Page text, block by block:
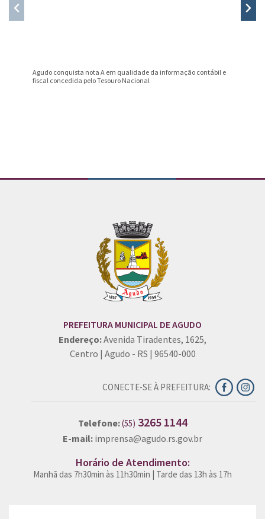
Agudo conquista nota A em qualidade da informação contábil e
fiscal concedida pelo Tesouro Nacional
PREFEITURA MUNICIPAL DE AGUDO
Endereço:Avenida Tiradentes, 1625,
Centro | Agudo - RS | 96540-000
CONECTE-SE À PREFEITURA:
Telefone:(55) 3265 1144
E-mail: imprensa@agudo.rs.gov.br
Horário de Atendimento:
Manhã das 7h30min às 11h30min | Tarde das 13h às 17h